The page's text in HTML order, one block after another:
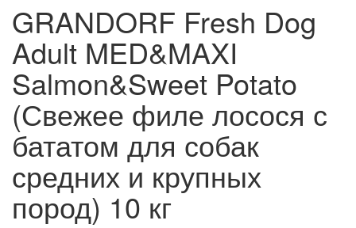
GRANDORF Fresh Dog
Adult MED&MAXI
Salmon&Sweet Potato
(Свежее филе лосося с
бататом для собак
средних и крупных
пород) 10 кг